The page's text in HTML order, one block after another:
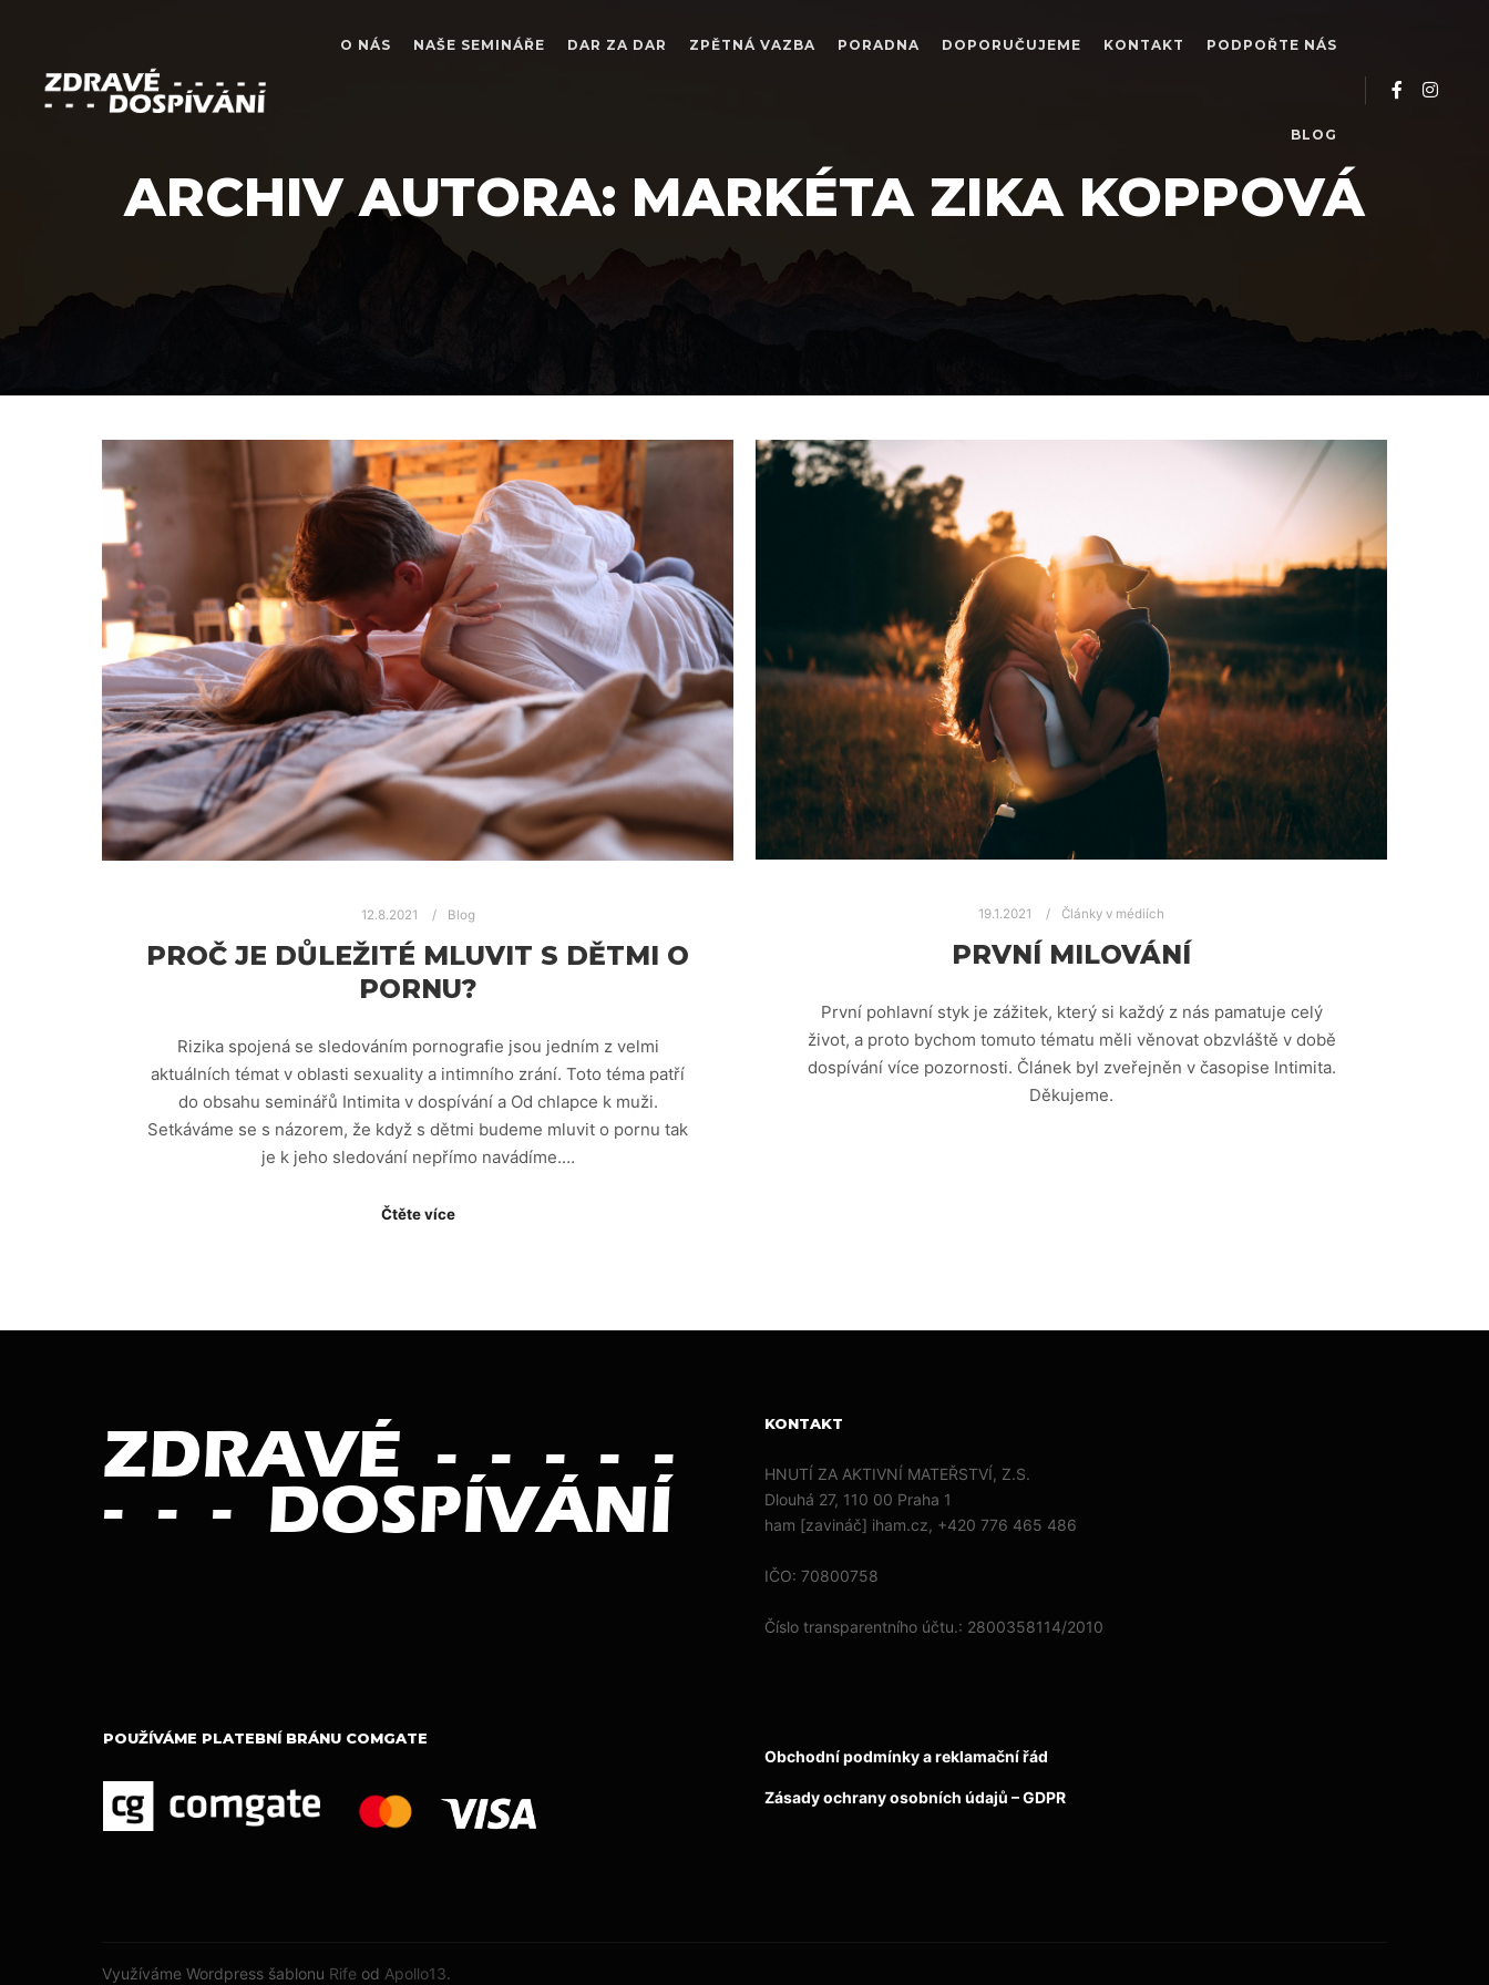
O NÁS NAŠE SEMINÁŘE DAR ZA DAR ZPĚTNÁ VAZBA PORADNA DOPORUČUJEME KONTAKT PODPOŘTE NÁS
BLOG
ARCHIV AUTORA: MARKÉTA ZIKA KOPPOVÁ
12.8.2021 Blog
PROČ JE DŮLEŽITÉ MLUVIT S DĚTMI O
PORNU?
Rizika spojená se sledováním pornografie jsou jedním z velmi
aktuálních témat v oblasti sexuality a intimního zrání. Toto téma patří
do obsahu seminářů Intimita v dospívání a Od chlapce k muži.
Setkáváme se s názorem, že když s dětmi budeme mluvit o pornu tak
je k jeho sledování nepřímo navádíme.…
Čtěte více
19.1.2021 Články v médiích
PRVNÍ MILOVÁNÍ
První pohlavní styk je zážitek, který si každý z nás pamatuje celý
život, a proto bychom tomuto tématu měli věnovat obzvláště v době
dospívání více pozornosti. Článek byl zveřejněn v časopise Intimita.
Děkujeme.
KONTAKT
HNUTÍ ZA AKTIVNÍ MATEŘSTVÍ, Z.S.
Dlouhá 27, 110 00 Praha 1
ham [zavináč] iham.cz, +420 776 465 486
IČO: 70800758
Číslo transparentního účtu.: 2800358114/2010
POUŽÍVÁME PLATEBNÍ BRÁNU COMGATE
Obchodní podmínky a reklamační řád
Zásady ochrany osobních údajů – GDPR
Využíváme Wordpress šablonu Rife od Apollo13.